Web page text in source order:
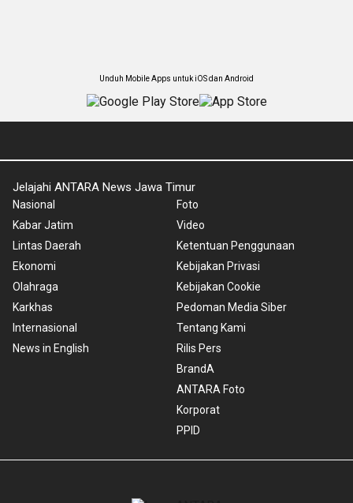
Unduh Mobile Apps untuk iOS dan Android
Jelajahi ANTARA News Jawa Timur
Nasional
Kabar Jatim
Lintas Daerah
Ekonomi
Olahraga
Karkhas
Internasional
News in English
Foto
Video
Ketentuan Penggunaan
Kebijakan Privasi
Kebijakan Cookie
Pedoman Media Siber
Tentang Kami
Rilis Pers
BrandA
ANTARA Foto
Korporat
PPID